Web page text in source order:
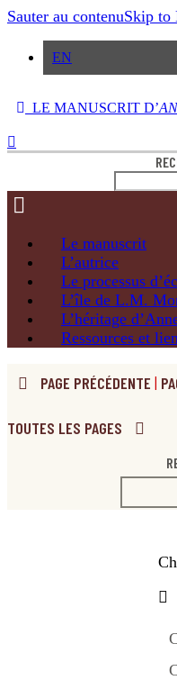
Sauter au contenuSkip to
EN
LE MANUSCRIT D’
Le manuscrit
L’autrice
Le processus
L’île de L.M.
L’héritage
Ressources et
PAGE PRÉCÉDENTE |
TOUTES LES PAGES